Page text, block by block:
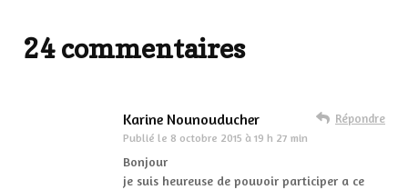
24 commentaires
Karine Nounouducher
Publié le 8 octobre 2015 à 19 h 27 min
Répondre
Bonjour
je suis heureuse de pouvoir participer a ce